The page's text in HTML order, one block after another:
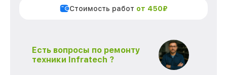
Стоимость работ от 450₽
Есть вопросы по ремонту
техники Infratech ?